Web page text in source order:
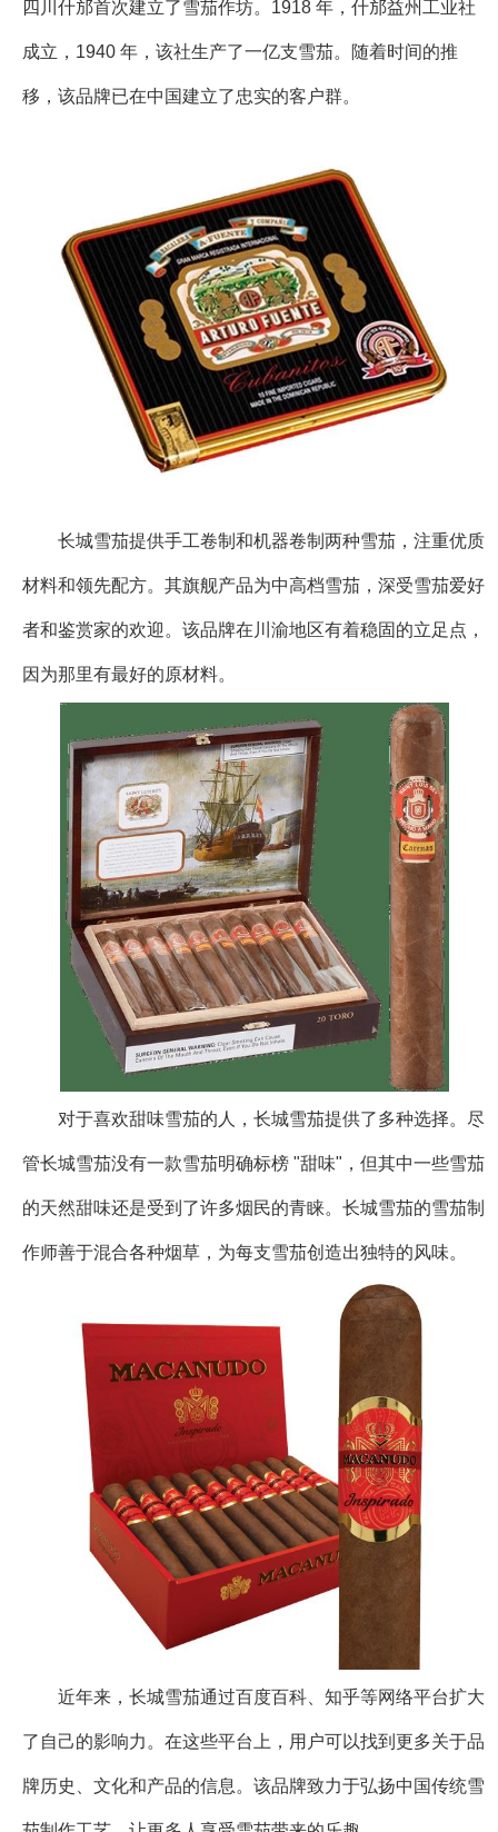
四川什邡首次建立了雪茄作坊。1918 年，什邡益州工业社
成立，1940 年，该社生产了一亿支雪茄。随着时间的推
移，该品牌已在中国建立了忠实的客户群。
长城雪茄提供手工卷制和机器卷制两种雪茄，注重优质
材料和领先配方。其旗舰产品为中高档雪茄，深受雪茄爱好
者和鉴赏家的欢迎。该品牌在川渝地区有着稳固的立足点，
因为那里有最好的原材料。
对于喜欢甜味雪茄的人，长城雪茄提供了多种选择。尽
管长城雪茄没有一款雪茄明确标榜 "甜味"，但其中一些雪茄
的天然甜味还是受到了许多烟民的青睐。长城雪茄的雪茄制
作师善于混合各种烟草，为每支雪茄创造出独特的风味。
近年来，长城雪茄通过百度百科、知乎等网络平台扩大
了自己的影响力。在这些平台上，用户可以找到更多关于品
牌历史、文化和产品的信息。该品牌致力于弘扬中国传统雪